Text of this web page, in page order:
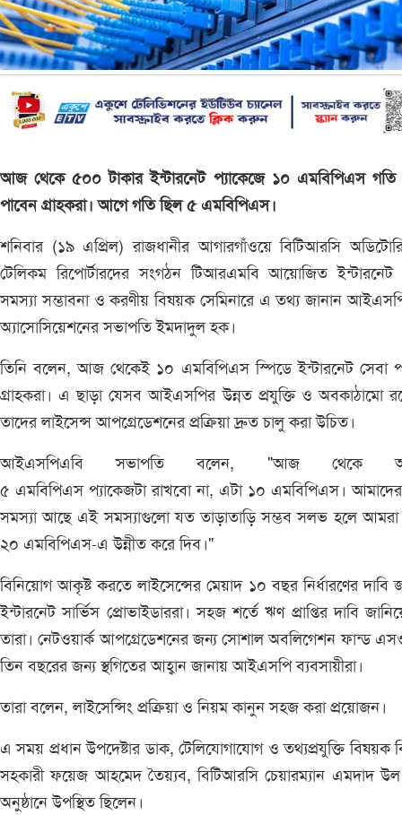
আজ থেকে ৫০০ টাকার ইন্টারনেট প্যাকেজে ১০ এমবিপিএস গতি
পাবেন গ্রাহকরা। আগে গতি ছিল ৫ এমবিপিএস।
শনিবার (১৯ এপ্রিল) রাজধানীর আগারগাঁওয়ে বিটিআরসি
টেলিকম রিপোর্টারদের সংগঠন টিআরএমবি আয়োজিত ইন্টারনেট
সমস্যা সম্ভাবনা ও করণীয় বিষয়ক সেমিনারে এ তথ্য জানান
অ্যাসোসিয়েশনের সভাপতি ইমদাদুল হক।
তিনি বলেন, আজ থেকেই ১০ এমবিপিএস স্পিডে ইন্টারনেট সেবা
গ্রাহকরা। এ ছাড়া যেসব আইএসপির উন্নত প্রযুক্তি ও অবকাঠামো
তাদের লাইসেন্স আপগ্রেডেশনের প্রক্রিয়া দ্রুত চালু করা উচিত।
আইএসপিএবি সভাপতি বলেন, "আজ থেকে
৫ এমবিপিএস প্যাকেজটা রাখবো না, এটা ১০ এমবিপিএস।
সমস্যা আছে এই সমস্যাগুলো যত তাড়াতাড়ি সম্ভব সলভ হলে আমরা
২০ এমবিপিএস-এ উন্নীত করে দিব।"
বিনিয়োগ আকৃষ্ট করতে লাইসেন্সের মেয়াদ ১০ বছর নির্ধারণের দাবি
ইন্টারনেট সার্ভিস প্রোভাইডাররা। সহজ শর্তে ঋণ প্রাপ্তির দাবি
তারা। নেটওয়ার্ক আপগ্রেডেশনের জন্য সোশাল অবলিগেশন ফান্ড
তিন বছরের জন্য স্থগিতের আহ্বান জানায় আইএসপি ব্যবসায়ীরা।
তারা বলেন, লাইসেন্সিং প্রক্রিয়া ও নিয়ম কানুন সহজ করা প্রয়োজন।
এ সময় প্রধান উপদেষ্টার ডাক, টেলিযোগাযোগ ও তথ্যপ্রযুক্তি বিষয়ক
সহকারী ফয়েজ আহমেদ তৈয়্যব, বিটিআরসি চেয়ারম্যান এমদাদ উল
অনুষ্ঠানে উপস্থিত ছিলেন।